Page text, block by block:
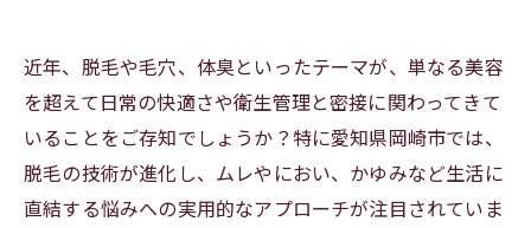
近年、脱毛や毛穴、体臭といったテーマが、単なる美容
を超えて日常の快適さや衛生管理と密接に関わってきて
いることをご存知でしょうか？特に愛知県岡崎市では、
脱毛の技術が進化し、ムレやにおい、かゆみなど生活に
直結する悩みへの実用的なアプローチが注目されていま